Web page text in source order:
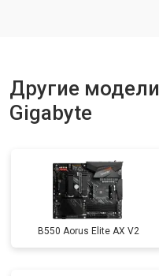
Другие
Gigabyte
B550 Aorus Elite AX V2